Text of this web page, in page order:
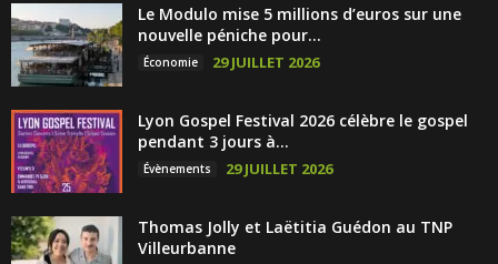
Le Modulo mise 5 millions d’euros sur une
nouvelle péniche pour...
Économie 29 JUILLET 2026
Lyon Gospel Festival 2026 célèbre le gospel
pendant 3 jours à...
Évènements 29 JUILLET 2026
Thomas Jolly et Laëtitia Guédon au TNP
Villeurbanne